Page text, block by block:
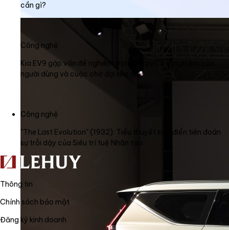
cần gì?
Công nghệ
Kia EV9 gặp vấn đề nghiêm trọng về pin: Trải nghiệm của
người dùng và cuộc chờ đợi kéo dài
Công nghệ
"The Last Evolution" (1932): Tiểu thuyết kinh điển tiên đoán
sự trỗi dậy của Siêu trí tuệ Nhân tạo
Thông tin
Chính sách bảo mật
Đăng ký kinh doanh